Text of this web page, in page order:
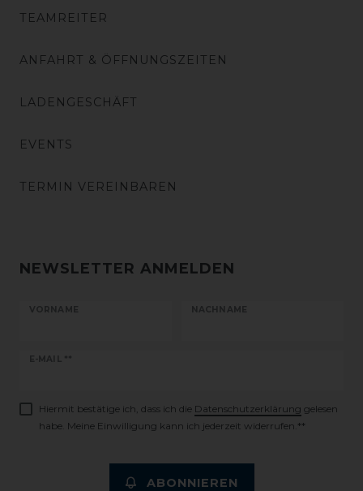
TEAMREITER
ANFAHRT & ÖFFNUNGSZEITEN
LADENGESCHÄFT
EVENTS
TERMIN VEREINBAREN
NEWSLETTER ANMELDEN
VORNAME NACHNAME
E-MAIL **
Newsletter
Hiermit bestätige ich, dass ich die Daten­schutz­erklärung gelesen
habe. Meine Einwilligung kann ich jederzeit widerrufen.**
ABONNIEREN